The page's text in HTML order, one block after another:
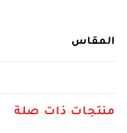
المقاس
منتجات ذات صلة